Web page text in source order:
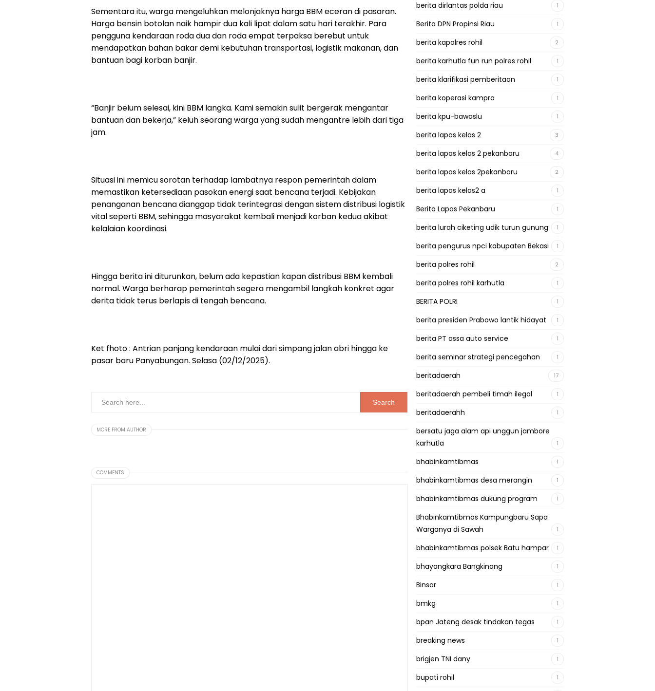
Sementara itu, warga mengeluhkan melonjaknya harga BBM eceran di pasaran.
Harga bensin botolan naik hampir dua kali lipat dalam satu hari terakhir. Para
pengguna kendaraan roda dua dan roda empat terpaksa berebut untuk
mendapatkan bahan bakar demi kebutuhan transportasi, logistik makanan, dan
bantuan bagi korban banjir.
“Banjir belum selesai, kini BBM langka. Kami semakin sulit bergerak mengantar
bantuan dan bekerja,” keluh seorang warga yang sudah mengantre lebih dari tiga
jam.
Situasi ini memicu sorotan terhadap lambatnya respon pemerintah dalam
memastikan ketersediaan pasokan energi saat bencana terjadi. Kebijakan
penanganan bencana dianggap tidak terintegrasi dengan sistem distribusi logistik
vital seperti BBM, sehingga masyarakat kembali menjadi korban kedua akibat
kelalaian koordinasi.
Hingga berita ini diturunkan, belum ada kepastian kapan distribusi BBM kembali
normal. Warga berharap pemerintah segera mengambil langkah konkret agar
derita tidak terus berlapis di tengah bencana.
Ket fhoto : Antrian panjang kendaraan mulai dari simpang jalan abri hingga ke
pasar baru Panyabungan. Selasa (02/12/2025).
MORE FROM AUTHOR
COMMENTS
berita dirlantas polda riau 1
Berita DPN Propinsi Riau 1
berita kapolres rohil 2
berita karhutla fun run polres rohil 1
berita klarifikasi pemberitaan 1
berita koperasi kampra 1
berita kpu-bawaslu 1
berita lapas kelas 2 3
berita lapas kelas 2 pekanbaru 4
berita lapas kelas 2pekanbaru 2
berita lapas kelas2 a 1
Berita Lapas Pekanbaru 1
berita lurah ciketing udik turun gunung 1
berita pengurus npci kabupaten Bekasi 1
berita polres rohil 2
berita polres rohil karhutla 1
BERITA POLRI 1
berita presiden Prabowo lantik hidayat 1
berita PT assa auto service 1
berita seminar strategi pencegahan 1
beritadaerah 17
beritadaerah pembeli timah ilegal 1
beritadaerahh 1
bersatu jaga alam api unggun jambore
karhutla
1
bhabinkamtibmas 1
bhabinkamtibmas desa merangin 1
bhabinkamtibmas dukung program 1
Bhabinkamtibmas Kampungbaru Sapa
Warganya di Sawah
1
bhabinkamtibmas polsek Batu hampar 1
bhayangkara Bangkinang 1
Binsar 1
bmkg 1
bpan Jateng desak tindakan tegas 1
breaking news 1
brigjen TNI dany 1
bupati rohil 1